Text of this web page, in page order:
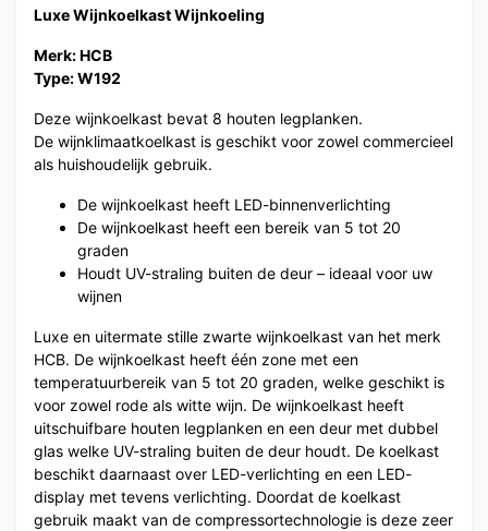
Luxe Wijnkoelkast Wijnkoeling
Merk: HCB
Type: W192
Deze wijnkoelkast bevat 8 houten legplanken.
De wijnklimaatkoelkast is geschikt voor zowel commercieel
als huishoudelijk gebruik.
De wijnkoelkast heeft LED-binnenverlichting
De wijnkoelkast heeft een bereik van 5 tot 20
graden
Houdt UV-straling buiten de deur – ideaal voor uw
wijnen
Luxe en uitermate stille zwarte wijnkoelkast van het merk
HCB. De wijnkoelkast heeft één zone met een
temperatuurbereik van 5 tot 20 graden, welke geschikt is
voor zowel rode als witte wijn. De wijnkoelkast heeft
uitschuifbare houten legplanken en een deur met dubbel
glas welke UV-straling buiten de deur houdt. De koelkast
beschikt daarnaast over LED-verlichting en een LED-
display met tevens verlichting. Doordat de koelkast
gebruik maakt van de compressortechnologie is deze zeer